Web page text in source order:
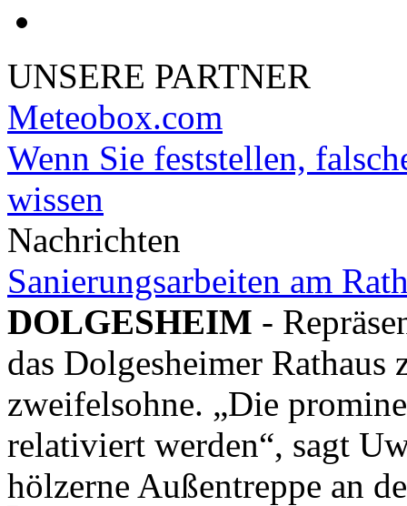
UNSERE PARTNER
Meteobox.com
Wenn Sie feststellen,
wissen
Nachrichten
Sanierungsarbeiten am
DOLGESHEIM -
das Dolgesheimer
zweifelsohne. „Die
relativiert werden“, sagt
hölzerne Außentreppe an